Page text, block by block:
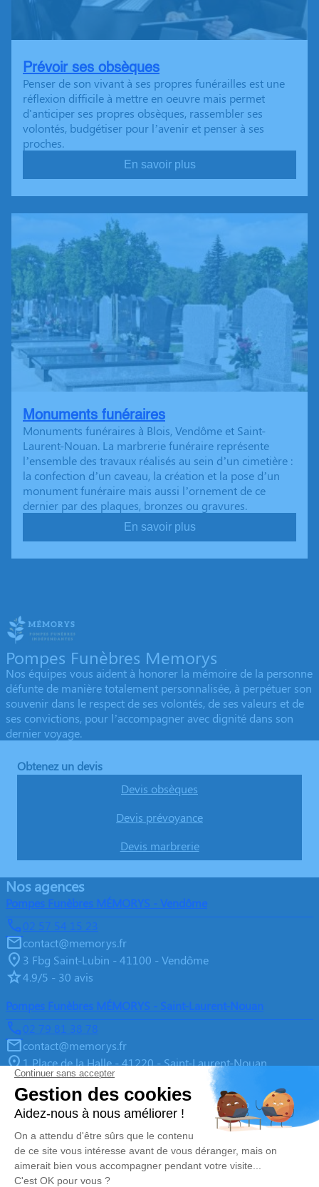
Prévoir ses obsèques
Penser de son vivant à ses propres funérailles est une
réflexion difficile à mettre en oeuvre mais permet
d'anticiper ses propres obsèques, rassembler ses
volontés, budgétiser pour l’avenir et penser à ses
proches.
En savoir plus
Monuments funéraires
Monuments funéraires à Blois, Vendôme et Saint-
Laurent-Nouan. La marbrerie funéraire représente
l’ensemble des travaux réalisés au sein d’un cimetière :
la confection d’un caveau, la création et la pose d’un
monument funéraire mais aussi l’ornement de ce
dernier par des plaques, bronzes ou gravures.
En savoir plus
Pompes Funèbres Memorys
Nos équipes vous aident à honorer la mémoire de la personne
défunte de manière totalement personnalisée, à perpétuer son
souvenir dans le respect de ses volontés, de ses valeurs et de
ses convictions, pour l’accompagner avec dignité dans son
dernier voyage.
Obtenez un devis
Devis obsèques
Devis prévoyance
Devis marbrerie
Nos agences
Pompes Funèbres MÉMORYS - Vendôme
02 57 54 15 23
contact@memorys.fr
3 Fbg Saint-Lubin - 41100 - Vendôme
4.9/5 - 30 avis
Pompes Funèbres MÉMORYS - Saint-Laurent-Nouan
02 79 81 38 78
contact@memorys.fr
1 Place de la Halle - 41220 - Saint-Laurent-Nouan
4.9/5 - 10 avis
Pompes Funèbres MEMORYS à Blois
02 55 02 46 67
contact@memorys.fr
3 Boulevard de l'Industrie - 41000 - Blois
5/5 - 81 avis